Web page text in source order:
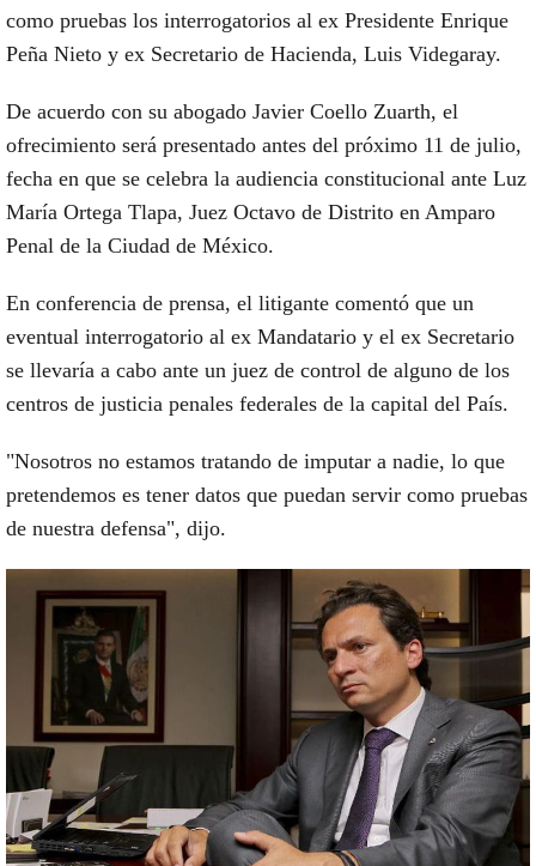
como pruebas los interrogatorios al ex Presidente Enrique
Peña Nieto y ex Secretario de Hacienda, Luis Videgaray.
De acuerdo con su abogado Javier Coello Zuarth, el
ofrecimiento será presentado antes del próximo 11 de julio,
fecha en que se celebra la audiencia constitucional ante Luz
María Ortega Tlapa, Juez Octavo de Distrito en Amparo
Penal de la Ciudad de México.
En conferencia de prensa, el litigante comentó que un
eventual interrogatorio al ex Mandatario y el ex Secretario
se llevaría a cabo ante un juez de control de alguno de los
centros de justicia penales federales de la capital del País.
"Nosotros no estamos tratando de imputar a nadie, lo que
pretendemos es tener datos que puedan servir como pruebas
de nuestra defensa", dijo.